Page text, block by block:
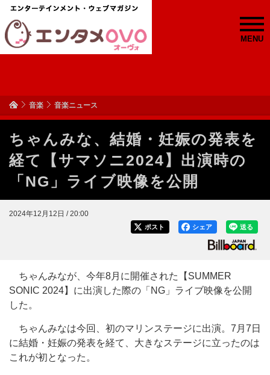
MENU
音楽 音楽ニュース
ちゃんみな、結婚・妊娠の発表を
経て【サマソニ2024】出演時の
「NG」ライブ映像を公開
2024年12月12日 / 20:00
送る
シェア
ポスト
ちゃんみなが、今年8月に開催された【SUMMER
SONIC 2024】に出演した際の「NG」ライブ映像を公開
した。
ちゃんみなは今回、初のマリンステージに出演。7月7日
に結婚・妊娠の発表を経て、大きなステージに立ったのは
これが初となった。